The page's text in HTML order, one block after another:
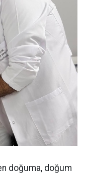
doğuma, doğum